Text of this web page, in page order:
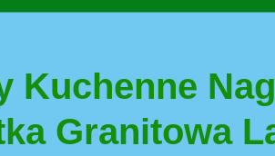
Kuchenne
Granitowa